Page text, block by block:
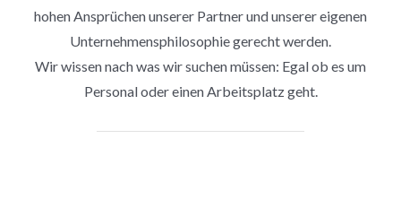
hohen Ansprüchen unserer Partner und unserer eigenen
Unternehmensphilosophie gerecht werden.
Wir wissen nach was wir suchen müssen: Egal ob es um
Personal oder einen Arbeitsplatz geht.